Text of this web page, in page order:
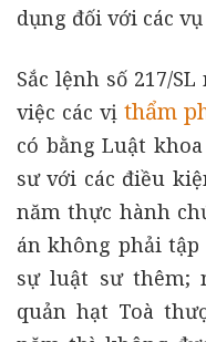
dụng đối với các
Sắc lệnh số 217/
việc các vị thẩm
có bằng Luật
sư với các điều
năm thực hành
án không phải
sự luật sư thêm;
quản hạt Toà